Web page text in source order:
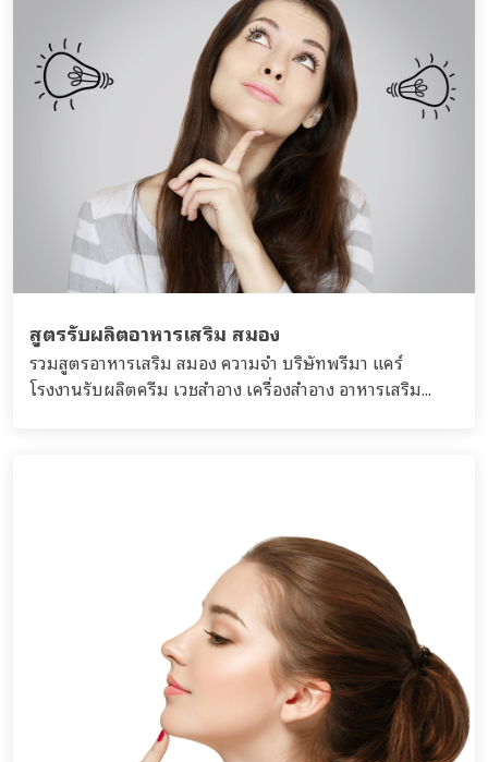
สูตรรับผลิตอาหารเสริม สมอง
รวมสูตรอาหารเสริม สมอง ความจำ บริษัทพรีมา แคร์
โรงงานรับผลิตครีม เวชสำอาง เครื่องสำอาง อาหารเสริม...